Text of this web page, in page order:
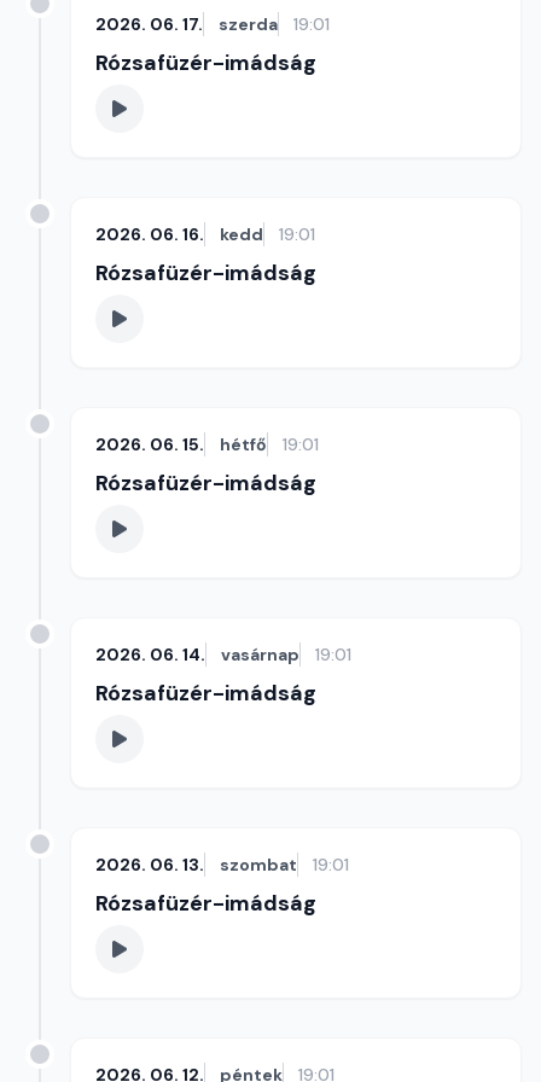
2026. 06. 17. szerda 19:01
Rózsafüzér-imádság
2026. 06. 16. kedd 19:01
Rózsafüzér-imádság
2026. 06. 15. hétfő 19:01
Rózsafüzér-imádság
2026. 06. 14. vasárnap 19:01
Rózsafüzér-imádság
2026. 06. 13. szombat 19:01
Rózsafüzér-imádság
2026. 06. 12. péntek 19:01